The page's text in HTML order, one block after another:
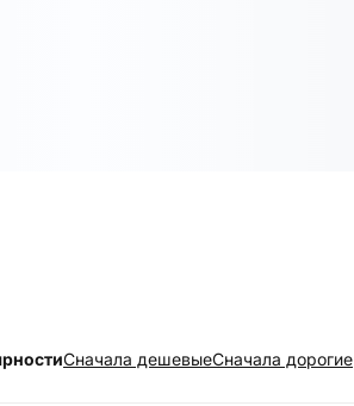
Cначала дешевыеCначала дорогие